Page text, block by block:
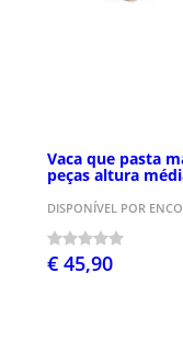
Vaca que pasta
peças altura
DISPONÍVEL POR
€ 45,90